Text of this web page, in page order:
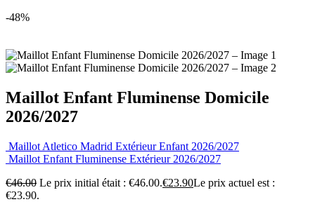
-48%
Maillot Enfant Fluminense Domicile
2026/2027
Maillot Atletico Madrid Extérieur Enfant 2026/2027
Maillot Enfant Fluminense Extérieur 2026/2027
€46.00 Le prix initial était : €46.00.€23.90Le prix actuel est :
€23.90.